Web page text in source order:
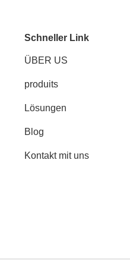
Schneller Link
ÜBER US
produits
Lösungen
Blog
Kontakt mit uns